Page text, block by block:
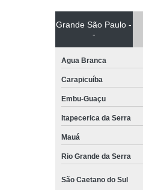
Grande São Paulo -
-
Agua Branca
Carapicuíba
Embu-Guaçu
Itapecerica da Serra
Mauá
Rio Grande da Serra
São Caetano do Sul